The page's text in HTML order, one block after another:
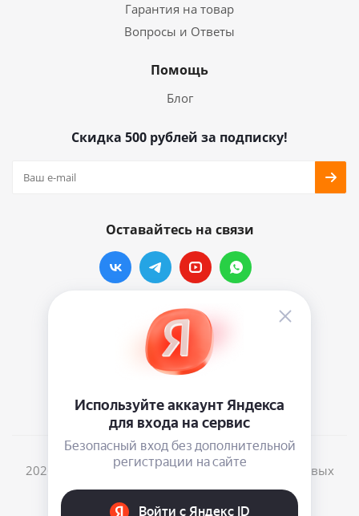
Гарантия на товар
Вопросы и Ответы
Помощь
Блог
Скидка 500 рублей за подписку!
Оставайтесь на связи
Наши контакты
info@vinylmarkt.ru
2026 © Винилмаркт - интернет-магазин виниловых
пластинок